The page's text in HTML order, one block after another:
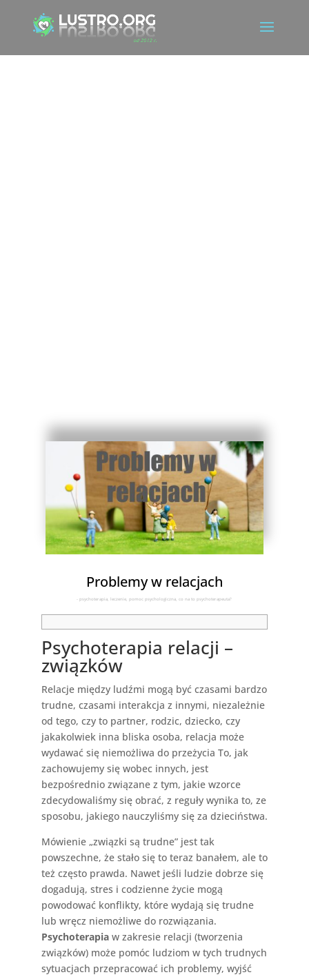
Problemy w relacjach
- psychoterapia, leczenie, pomoc psychologiczna, co na to psychoterapeuta?
Psychoterapia relacji –
związków
Relacje między ludźmi mogą być czasami bardzo
trudne, czasami interakcja z innymi, niezależnie
od tego, czy to partner, rodzic, dziecko, czy
jakakolwiek inna bliska osoba, relacja może
wydawać się niemożliwa do przeżycia To, jak
zachowujemy się wobec innych, jest
bezpośrednio związane z tym, jakie wzorce
zdecydowaliśmy się obrać, z reguły wynika to, ze
sposobu, jakiego nauczyliśmy się za dzieciństwa.
Mówienie „związki są trudne” jest tak
powszechne, że stało się to teraz banałem, ale to
też często prawda. Nawet jeśli ludzie dobrze się
dogadują, stres i codzienne życie mogą
powodować konflikty, które wydają się trudne
lub wręcz niemożliwe do rozwiązania.
Psychoterapiaw zakresie relacji (tworzenia
związków) może pomóc ludziom w tych trudnych
sytuacjach przepracować ich problemy, wyjść